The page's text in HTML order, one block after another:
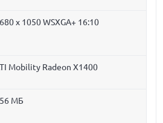
x 1050 WSXGA+ 16:10
Mobility Radeon X1400
МБ